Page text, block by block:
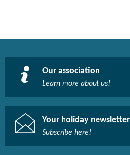
Our association
Learn more about us!​
Your holiday newsletter
Subscribe here!​